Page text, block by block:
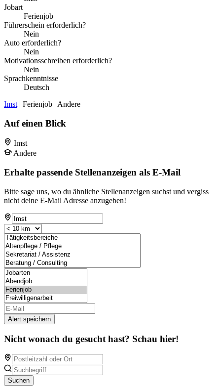
Jobart
Ferienjob
Führerschein erforderlich?
Nein
Auto erforderlich?
Nein
Motivationsschreiben erforderlich?
Nein
Sprachkenntnisse
Deutsch
Imst | Ferienjob | Andere
Auf einen Blick
Imst
Andere
Erhalte passende Stellenanzeigen als E-Mail
Bitte sage uns, wo du ähnliche Stellenanzeigen suchst und vergiss
nicht deine E-Mail Adresse anzugeben!
Alert speichern
Nicht wonach du gesucht hast? Schau hier!
Suchen